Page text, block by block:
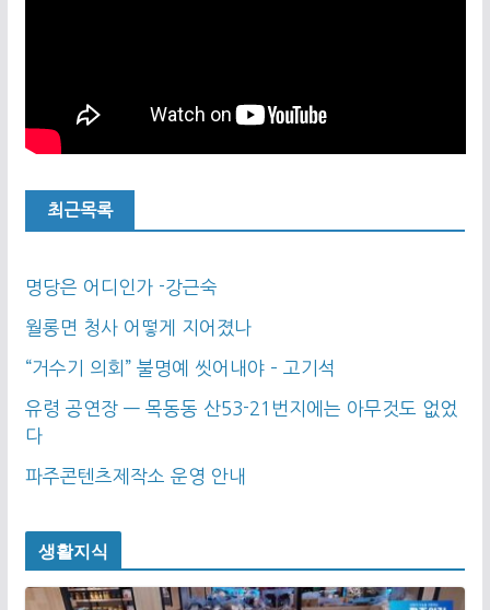
최근목록
명당은 어디인가 -강근숙
월롱면 청사 어떻게 지어졌나
“거수기 의회” 불명예 씻어내야 – 고기석
유령 공연장 — 목동동 산53-21번지에는 아무것도 없었
다
파주콘텐츠제작소 운영 안내
생활지식